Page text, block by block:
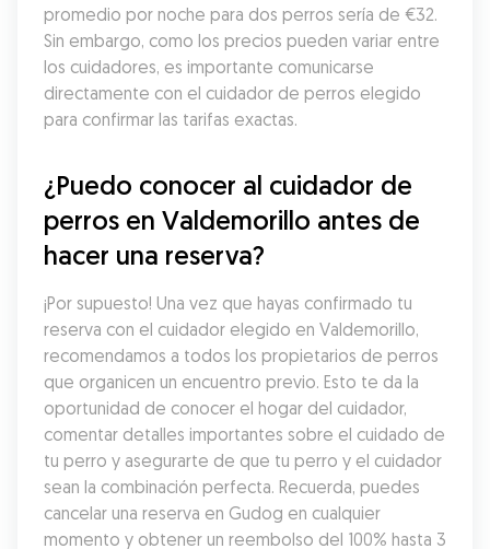
promedio por noche para dos perros sería de €32.
Sin embargo, como los precios pueden variar entre
los cuidadores, es importante comunicarse
directamente con el cuidador de perros elegido
para confirmar las tarifas exactas.
¿Puedo conocer al cuidador de
perros en Valdemorillo antes de
hacer una reserva?
¡Por supuesto! Una vez que hayas confirmado tu
reserva con el cuidador elegido en Valdemorillo,
recomendamos a todos los propietarios de perros
que organicen un encuentro previo. Esto te da la
oportunidad de conocer el hogar del cuidador,
comentar detalles importantes sobre el cuidado de
tu perro y asegurarte de que tu perro y el cuidador
sean la combinación perfecta. Recuerda, puedes
cancelar una reserva en Gudog en cualquier
momento y obtener un reembolso del 100% hasta 3